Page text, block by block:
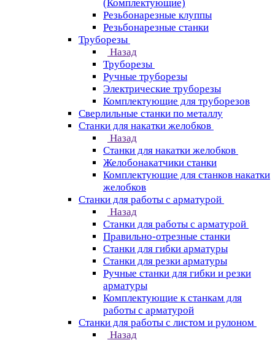
(Комплектующие)
Резьбонарезные клуппы
Резьбонарезные станки
Труборезы
Назад
Труборезы
Ручные труборезы
Электрические труборезы
Комплектующие для труборезов
Сверлильные станки по металлу
Станки для накатки желобков
Назад
Станки для накатки желобков
Желобонакатчики станки
Комплектующие для станков накатки
желобков
Станки для работы с арматурой
Назад
Станки для работы с арматурой
Правильно-отрезные станки
Станки для гибки арматуры
Станки для резки арматуры
Ручные станки для гибки и резки
арматуры
Комплектующие к станкам для
работы с арматурой
Станки для работы с листом и рулоном
Назад